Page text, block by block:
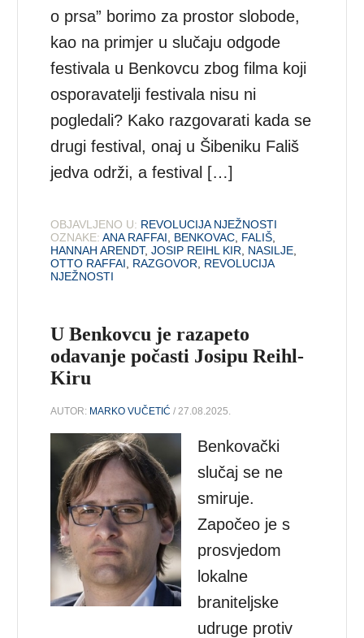
o prsa” borimo za prostor slobode,
kao na primjer u slučaju odgode
festivala u Benkovcu zbog filma koji
osporavatelji festivala nisu ni
pogledali? Kako razgovarati kada se
drugi festival, onaj u Šibeniku Fališ
jedva održi, a festival […]
OBJAVLJENO U: REVOLUCIJA NJEŽNOSTI
OZNAKE: ANA RAFFAI BENKOVAC FALIŠ
HANNAH ARENDT,JOSIP REIHL KIR NASILJE
OTTO RAFFAI
RAZGOVOR
REVOLUCIJA
NJEŽNOSTI
U Benkovcu je razapeto
odavanje počasti Josipu Reihl-
Kiru
AUTOR: MARKO VUČETIĆ / 27.08.2025.
Benkovački
slučaj se ne
smiruje.
Započeo je s
prosvjedom
lokalne
braniteljske
udruge protiv